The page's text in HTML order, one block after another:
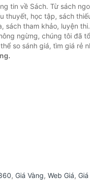
tin về Sách. Từ sách
thuyết, học tập, sách
sách tham khảo, luyện
ngừng, chúng tôi đã
so sánh giá, tìm giá rẻ
, Giá Vàng, Web Giá,